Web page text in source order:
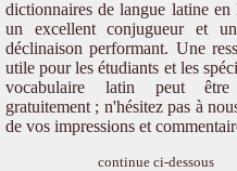
dictionnaires de langue latine en
un excellent conjugueur et
déclinaison performant. Une
utile pour les étudiants et les
vocabulaire latin peut être
gratuitement ; n'hésitez pas à
de vos impressions et
continue ci-dessous